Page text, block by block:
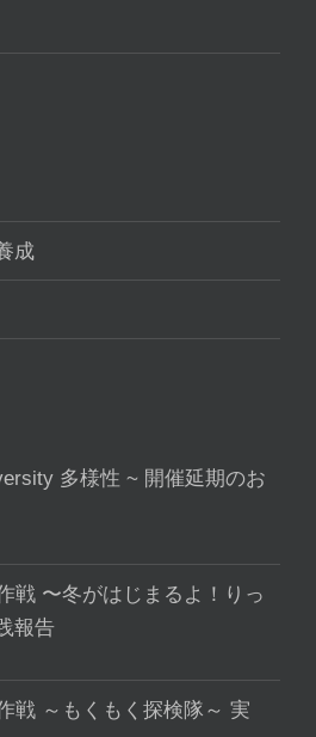
成
多様性 ~ 開催延期のお
戦 〜冬がはじまるよ！りっ
報告
戦 ～もくもく探検隊～ 実